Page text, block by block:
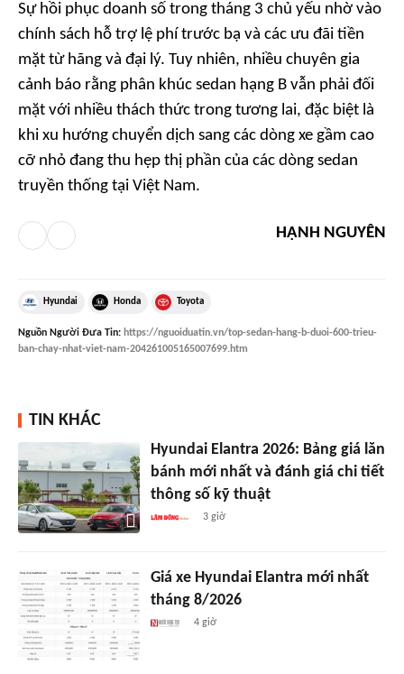
Sự hồi phục doanh số trong tháng 3 chủ yếu nhờ vào
chính sách hỗ trợ lệ phí trước bạ và các ưu đãi tiền
mặt từ hãng và đại lý. Tuy nhiên, nhiều chuyên gia
cảnh báo rằng phân khúc sedan hạng B vẫn phải đối
mặt với nhiều thách thức trong tương lai, đặc biệt là
khi xu hướng chuyển dịch sang các dòng xe gầm cao
cỡ nhỏ đang thu hẹp thị phần của các dòng sedan
truyền thống tại Việt Nam.
HẠNH NGUYÊN
Hyundai Honda Toyota
Nguồn Người Đưa Tin: https://nguoiduatin.vn/top-sedan-hang-b-duoi-600-trieu-
ban-chay-nhat-viet-nam-204261005165007699.htm
TIN KHÁC
Hyundai Elantra 2026: Bảng giá lăn
bánh mới nhất và đánh giá chi tiết
thông số kỹ thuật
3 giờ
Giá xe Hyundai Elantra mới nhất
tháng 8/2026
4 giờ